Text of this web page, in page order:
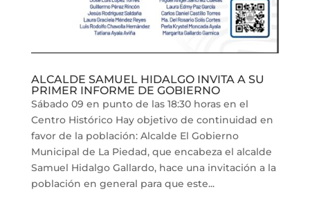
ALCALDE SAMUEL HIDALGO INVITA A SU
PRIMER INFORME DE GOBIERNO
Sábado 09 en punto de las 18:30 horas en el
Centro Histórico Hay objetivo de continuidad en
favor de la población: Alcalde El Gobierno
Municipal de La Piedad, que encabeza el alcalde
Samuel Hidalgo Gallardo, hace una invitación a la
población en general para que este...